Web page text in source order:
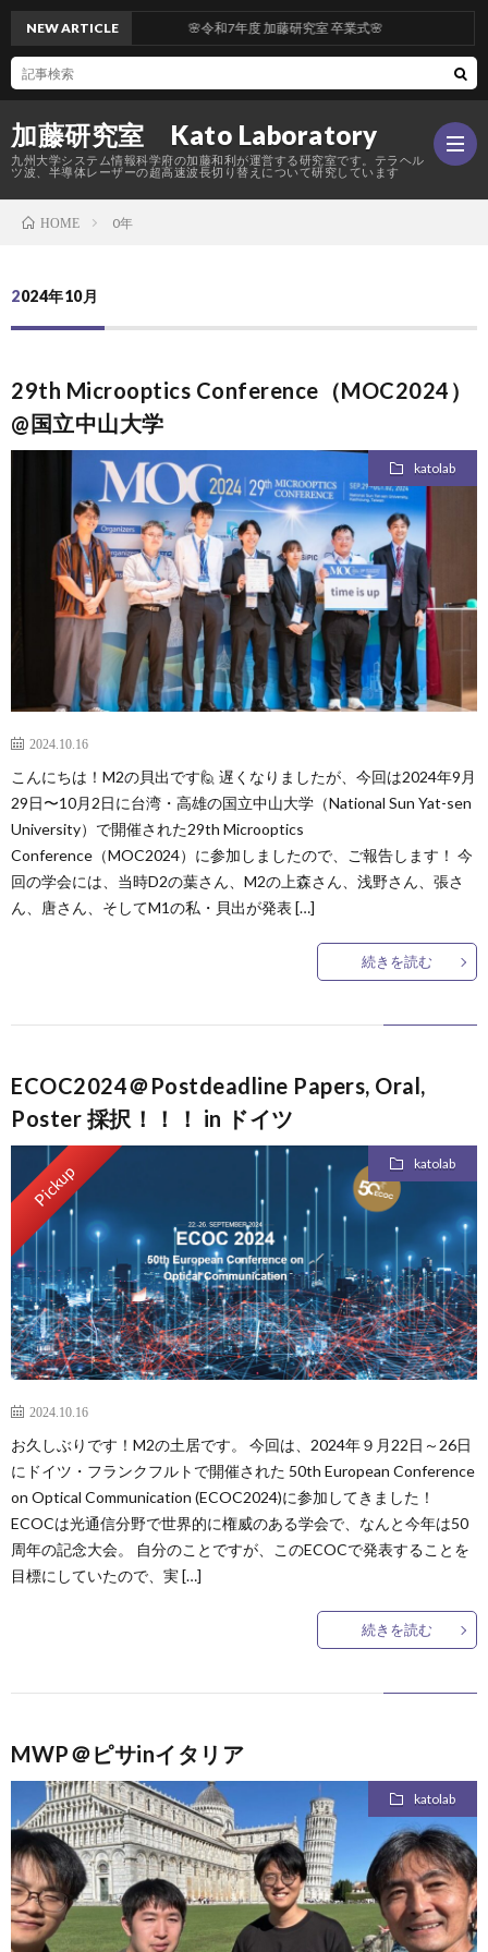
加藤研究室 Kato Laboratory
九州大学システム情報科学府の加藤和利が運営する研究室です。テラヘル
ツ波、半導体レーザーの超高速波長切り替えについて研究しています
究
メ
助
成
連
携
業
生
ア
ク
ス
NEW ARTICLE 🌸令和7年度 加藤研究室 卒業式🌸
HOME 0年
2024年10月
29th Microoptics Conference（MOC2024）
@国立中山大学
katolab
2024.10.16
こんにちは！M2の貝出です🙋 遅くなりましたが、今回は2024年9月
29日〜10月2日に台湾・高雄の国立中山大学（National Sun Yat-sen
University）で開催された29th Microoptics
Conference（MOC2024）に参加しましたので、ご報告します！ 今
回の学会には、当時D2の葉さん、M2の上森さん、浅野さん、張さ
ん、唐さん、そしてM1の私・貝出が発表 […]
続きを読む
ECOC2024＠Postdeadline Papers, Oral,
Poster 採択！！！ in ドイツ
Pickup katolab
2024.10.16
お久しぶりです！M2の土居です。 今回は、2024年９月22日～26日
にドイツ・フランクフルトで開催された 50th European Conference
on Optical Communication (ECOC2024)に参加してきました！
ECOCは光通信分野で世界的に権威のある学会で、なんと今年は50
周年の記念大会。 自分のことですが、このECOCで発表することを
目標にしていたので、実 […]
続きを読む
MWP＠ピサinイタリア
katolab